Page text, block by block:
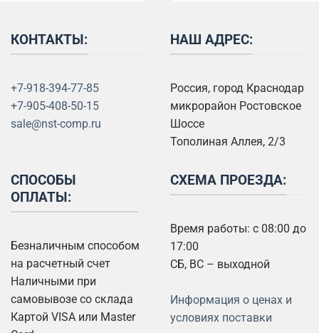
КОНТАКТЫ:
+7-918-394-77-85
+7-905-408-50-15
sale@nst-comp.ru
НАШ АДРЕС:
Россия, город Краснодар
микрорайон Ростовское
Шоссе
Тополиная Аллея, 2/3
СПОСОБЫ
ОПЛАТЫ:
Безналичным способом
на расчетный счет
Наличными при
самовывозе со склада
Картой VISA или Master
СХЕМА ПРОЕЗДА:
Время работы: с 08:00 до
17:00
СБ, ВС – выходной
Информация о ценах и
условиях поставки